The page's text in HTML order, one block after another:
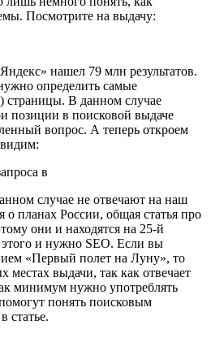
Посмотрите на выдачу:
нашел 79 млн результатов.
определить самые
страницы. В данном случае
позиции в поисковой выдаче
вопрос. А теперь откроем
случае не отвечают на наш
о планах России, общая статья про
они и находятся на 25-й
и нужно SEO. Если вы
«Первый полет на Луну», то
местах выдачи, так как отвечает
минимум нужно употреблять
понять поисковым
статье.